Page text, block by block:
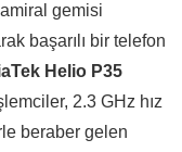
gemisi
başarılı bir telefon
Helio P35
2.3 GHz hız
beraber gelen